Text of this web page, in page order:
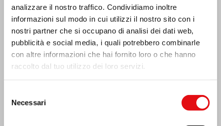
analizzare il nostro traffico. Condividiamo inoltre
informazioni sul modo in cui utilizzi il nostro sito con i
nostri partner che si occupano di analisi dei dati web,
pubblicità e social media, i quali potrebbero combinarle
con altre informazioni che hai fornito loro o che hanno
raccolto dal tuo utilizzo dei loro servizi.
delNecessari
MESSICO: ASSEMBLEA PLENARIA OCD